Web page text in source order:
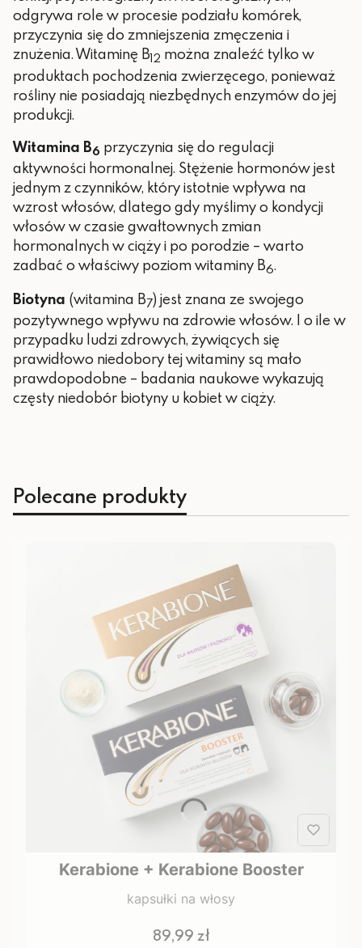
odgrywa role w procesie podziału komórek,
przyczynia się do zmniejszenia zmęczenia i
znużenia. Witaminę B12 można znaleźć tylko w
produktach pochodzenia zwierzęcego, ponieważ
rośliny nie posiadają niezbędnych enzymów do jej
produkcji.
Witamina B6 przyczynia się do regulacji
aktywności hormonalnej. Stężenie hormonów jest
jednym z czynników, który istotnie wpływa na
wzrost włosów, dlatego gdy myślimy o kondycji
włosów w czasie gwałtownych zmian
hormonalnych w ciąży i po porodzie – warto
zadbać o właściwy poziom witaminy B6.
Biotyna (witamina B7) jest znana ze swojego
pozytywnego wpływu na zdrowie włosów. I o ile w
przypadku ludzi zdrowych, żywiących się
prawidłowo niedobory tej witaminy są mało
prawdopodobne – badania naukowe wykazują
częsty niedobór biotyny u kobiet w ciąży.
Polecane produkty
Kerabione + Kerabione Booster
kapsułki na włosy
Cena
89,99 zł